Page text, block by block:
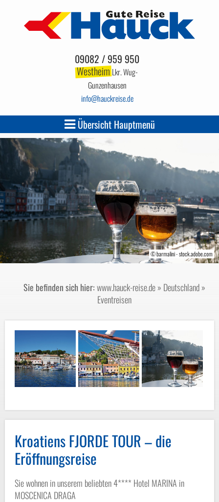
09082 / 959 950
WestheimLkr. Wug-
Gunzenhausen
info hauckreise.de
Übersicht Hauptmenü
© mirkofotori-fotolia.com
© xbrchx-fotolia.com
© barmalini - stock.adobe.com
Sie befinden sich hier:www.hauck-reise.de» Deutschland»
Eventreisen
Kroatiens FJORDE TOUR – die
Eröffnungsreise
Sie wohnen in unserem beliebten 4**** Hotel MARINA in
MOSCENICA DRAGA